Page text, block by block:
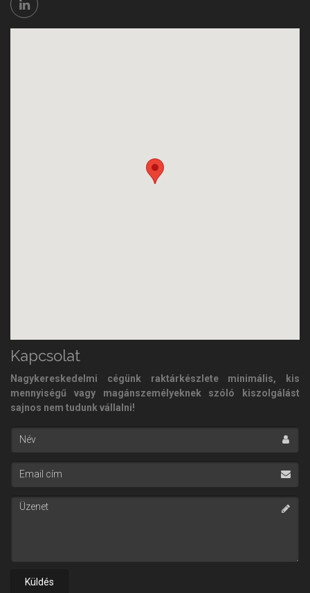
Kapcsolat
Nagykereskedelmi cégünk raktárkészlete minimális, kis
mennyiségű vagy magánszemélyeknek szóló kiszolgálást
sajnos nem tudunk vállalni!
Üzenet